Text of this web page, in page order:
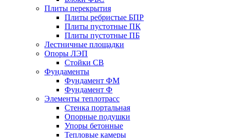
Плиты перекрытия
Плиты ребристые БПР
Плиты пустотные ПК
Плиты пустотные ПБ
Лестничные площадки
Опоры ЛЭП
Стойки СВ
Фундаменты
Фyндамент ФМ
Фyндамент Ф
Элементы теплотрасс
Стенка портальная
Опорные подушки
Упоры бетонные
Тепловые камеры